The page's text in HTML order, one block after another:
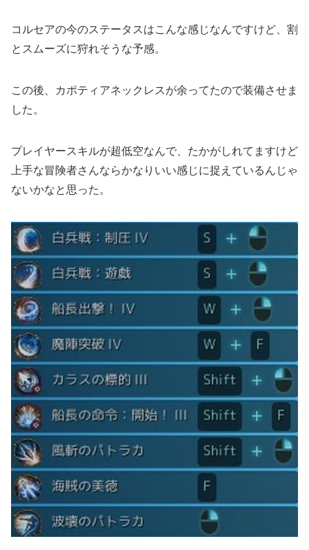
コルセアの今のステータスはこんな感じなんですけど、割
とスムーズに狩れそうな予感。
この後、カポティアネックレスが余ってたので装備させま
した。
プレイヤースキルが超低空なんで、たかがしれてますけど
上手な冒険者さんならかなりいい感じに捉えているんじゃ
ないかなと思った。